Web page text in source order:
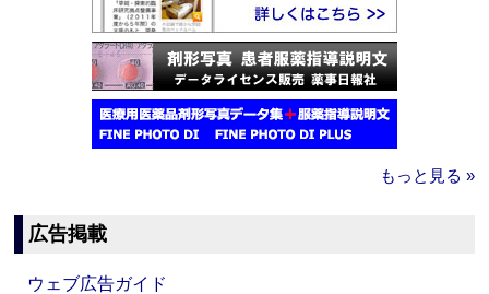
もっと見る »
広告掲載
ウェブ広告ガイド